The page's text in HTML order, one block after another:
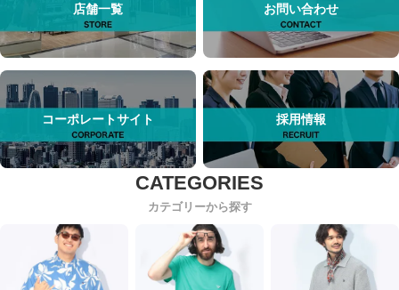
店舗一覧 お問い合わせ
コーポレートサイト 採用情報
カテゴリーから探す